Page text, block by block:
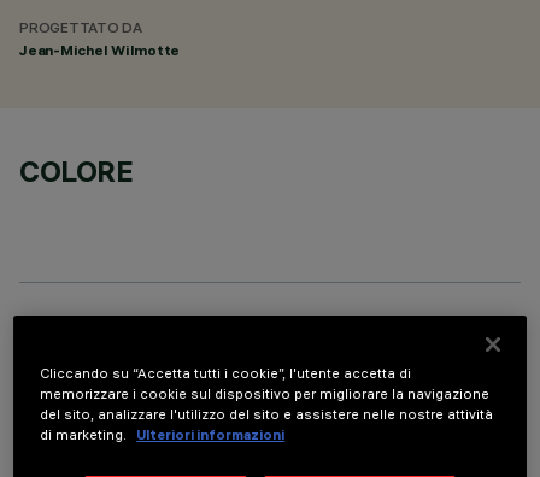
PROGETTATO DA
Jean-Michel Wilmotte
COLORE
Cliccando su “Accetta tutti i cookie”, l'utente accetta di
memorizzare i cookie sul dispositivo per migliorare la navigazione
del sito, analizzare l'utilizzo del sito e assistere nelle nostre attività
di marketing.
Ulteriori informazioni